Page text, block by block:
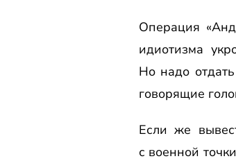
Операция
идиотизма
Но надо
говорящие
Если же
с военной